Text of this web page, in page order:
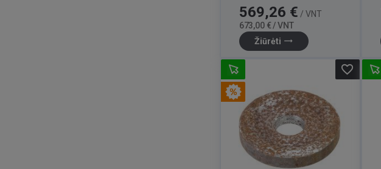
Kaina
569,26 € / VNT
673,00 € / VNT
Žiūrėti trending_flat
favorite_border